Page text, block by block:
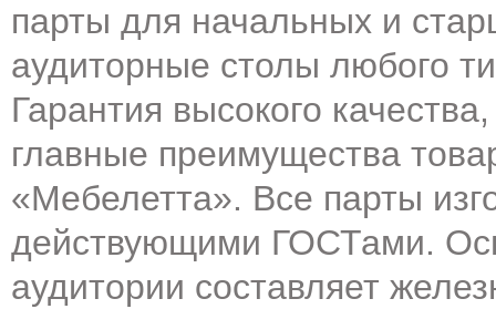
парты для начальных и
аудиторные столы любого
Гарантия высокого
главные преимущества
«Mебелетта». Все парты
действующими ГОСТами.
аудитории составляет